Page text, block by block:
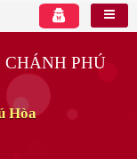
CHÁNH PHÚ
Hòa